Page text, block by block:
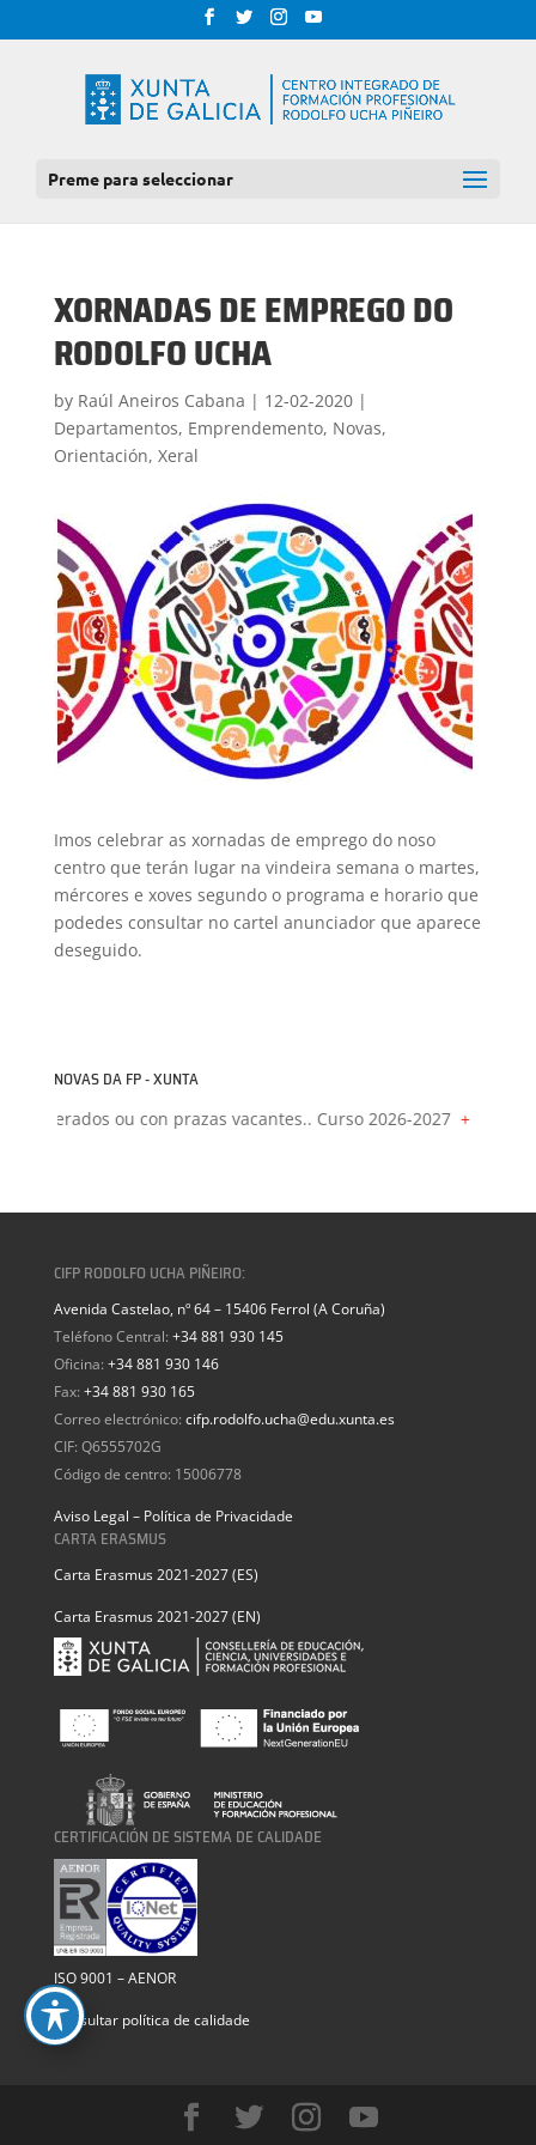
Preme para seleccionar
XORNADAS DE EMPREGO DO
RODOLFO UCHA
by Raúl Aneiros Cabana | 12-02-2020|
Departamentos, Emprendemento, Novas,
Orientación, Xeral
Imos celebrar as xornadas de emprego do noso
centro que terán lugar na vindeira semana o martes,
mércores e xoves segundo o programa e horario que
podedes consultar no cartel anunciador que aparece
deseguido.
NOVAS DA FP - XUNTA
liberados ou con prazas vacantes.. Curso 2026-2027+
CIFP RODOLFO UCHA PIÑEIRO:
Avenida Castelao, nº 64 – 15406 Ferrol (A Coruña)
Teléfono Central: +34 881 930 145
Oficina: +34 881 930 146
Fax: +34 881 930 165
Correo electrónico: cifp.rodolfo.ucha@edu.xunta.es
CIF: Q6555702G
Código de centro: 15006778
Aviso Legal – Política de Privacidade
CARTA ERASMUS
Carta Erasmus 2021-2027 (ES)
Carta Erasmus 2021-2027 (EN)
CERTIFICACIÓN DE SISTEMA DE CALIDADE
ISO 9001 – AENOR
Consultar política de calidade